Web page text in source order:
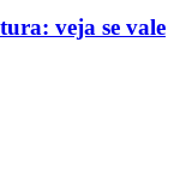
veja se vale